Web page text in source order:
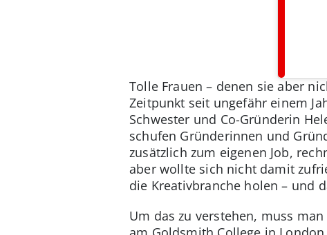
Tolle Frauen – denen sie aber
Zeitpunkt seit ungefähr einem
Schwester und Co-Gründerin
schufen Gründerinnen und
zusätzlich zum eigenen Job,
aber wollte sich nicht damit
die Kreativbranche holen – und
Um das zu verstehen, muss